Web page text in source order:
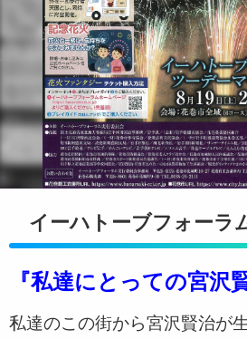
イーハトーブフォーラ
『私達にとっての宮沢
私達のこの街から宮沢賢治が